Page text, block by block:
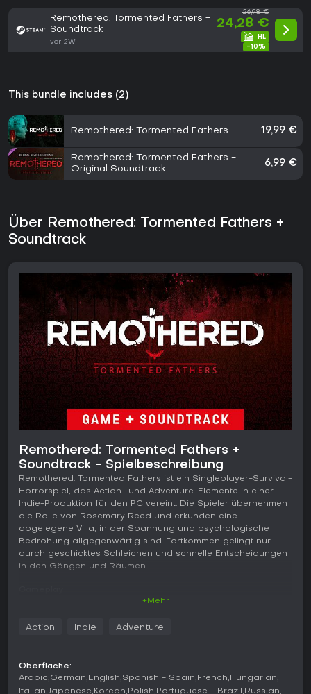
Remothered: Tormented Fathers +
Soundtrack
vor 2W
26,98 €
24,28 €
-10%
This bundle includes (2)
Remothered: Tormented Fathers 19,99 €
Remothered: Tormented Fathers -
Original Soundtrack
6,99 €
Über Remothered: Tormented Fathers +
Soundtrack
Remothered: Tormented Fathers +
Soundtrack - Spielbeschreibung
Remothered: Tormented Fathers ist ein Singleplayer-Survival-
Horrorspiel, das Action- und Adventure-Elemente in einer
Indie-Produktion für den PC vereint. Die Spieler übernehmen
die Rolle von Rosemary Reed und erkunden eine
abgelegene Villa, in der Spannung und psychologische
Bedrohung allgegenwärtig sind. Fortkommen gelingt nur
durch geschicktes Schleichen und schnelle Entscheidungen
in den Gängen und Räumen.
bewegt sich in Third-Person-Perspektive durch die
zu bleiben. Die Verfolger agieren nach eigenen Routinen und
nicht nach festen Wegen, sodass Spieler Verhaltensmuster
+Mehr
Action Indie Adventure
Oberfläche:
Arabic German English Spanish - Spain French Hungarian
Italian Japanese Korean Polish Portuguese - Brazil
Russian